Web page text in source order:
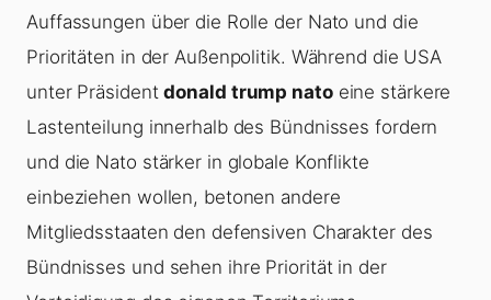
Auffassungen über die Rolle der Nato und die
Prioritäten in der Außenpolitik. Während die USA
unter Präsidentdonald trump natoeine stärkere
Lastenteilung innerhalb des Bündnisses fordern
und die Nato stärker in globale Konflikte
einbeziehen wollen, betonen andere
Mitgliedsstaaten den defensiven Charakter des
Bündnisses und sehen ihre Priorität in der